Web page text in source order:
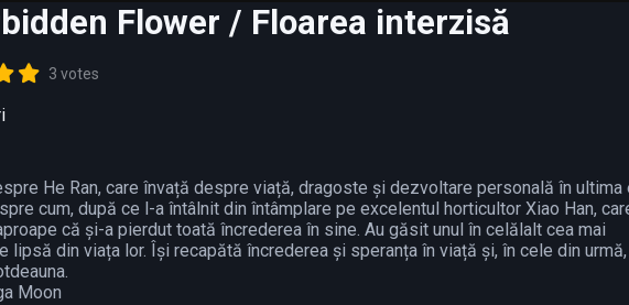
Flower / Floarea interzisă
3 votes
He Ran, care învață despre viață, dragoste și dezvoltare personală în ultima
cum, după ce l-a întâlnit din întâmplare pe excelentul horticultor Xiao Han,
că și-a pierdut toată încrederea în sine. Au găsit unul în celălalt cea mai
lipsă din viața lor. Își recapătă încrederea și speranța în viață și, în cele din
Moon